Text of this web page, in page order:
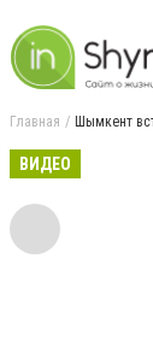
Главная Шымкент
ВИДЕО